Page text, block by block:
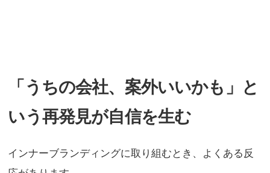
「うちの会社、案外いいかも」と
いう再発見が自信を生む
インナーブランディングに取り組むとき、よくある反